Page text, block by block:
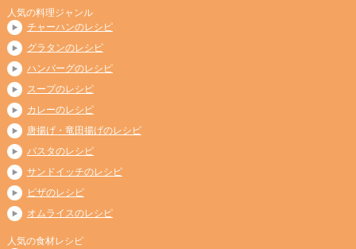
人気の料理ジャンル
チャーハンのレシピ
グラタンのレシピ
ハンバーグのレシピ
スープのレシピ
カレーのレシピ
唐揚げ・竜田揚げのレシピ
パスタのレシピ
サンドイッチのレシピ
ピザのレシピ
オムライスのレシピ
人気の食材レシピ